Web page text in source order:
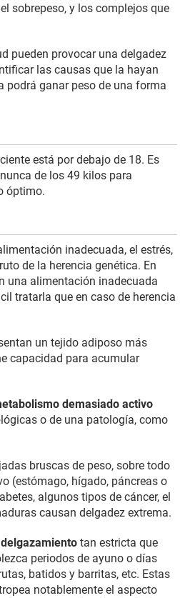
sobrepeso, y los complejos que
pueden provocar una delgadez
las causas que la hayan
podrá ganar peso de una forma
está por debajo de 18. Es
de los 49 kilos para
óptimo.
inadecuada, el estrés,
de la herencia genética. En
una alimentación inadecuada
tratarla que en caso de herencia
un tejido adiposo más
capacidad para acumular
demasiado activo
o de una patología, como
bruscas de peso, sobre todo
(estómago, hígado, páncreas o
algunos tipos de cáncer, el
causan delgadez extrema.
tan estricta que
periodos de ayuno o días
batidos y barritas, etc. Estas
notablemente el aspecto